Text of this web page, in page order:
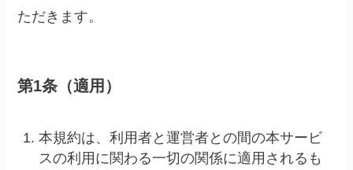
ただきます。
第1条（適用）
本規約は、利用者と運営者との間の本サービ
スの利用に関わる一切の関係に適用されるも